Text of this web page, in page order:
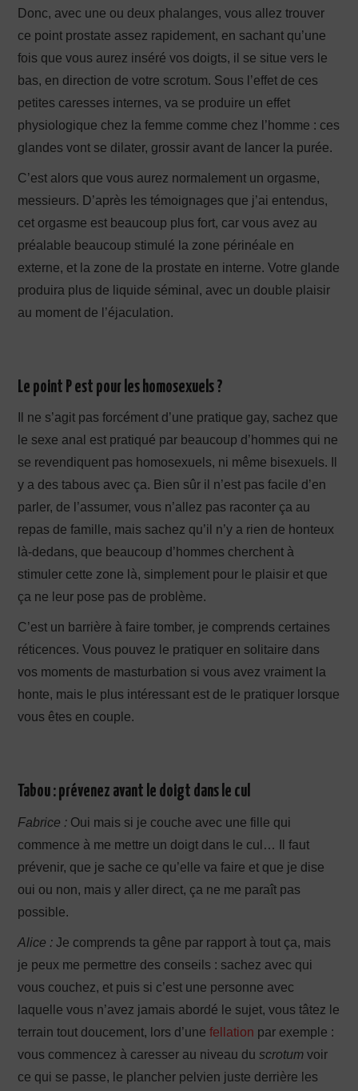
Donc, avec une ou deux phalanges, vous allez trouver
ce point prostate assez rapidement, en sachant qu’une
fois que vous aurez inséré vos doigts, il se situe vers le
bas, en direction de votre scrotum. Sous l’effet de ces
petites caresses internes, va se produire un effet
physiologique chez la femme comme chez l’homme : ces
glandes vont se dilater, grossir avant de lancer la purée.
C’est alors que vous aurez normalement un orgasme,
messieurs. D’après les témoignages que j’ai entendus,
cet orgasme est beaucoup plus fort, car vous avez au
préalable beaucoup stimulé la zone périnéale en
externe, et la zone de la prostate en interne. Votre glande
produira plus de liquide séminal, avec un double plaisir
au moment de l’éjaculation.
Le point P est pour les homosexuels ?
Il ne s’agit pas forcément d’une pratique gay, sachez que
le sexe anal est pratiqué par beaucoup d’hommes qui ne
se revendiquent pas homosexuels, ni même bisexuels. Il
y a des tabous avec ça. Bien sûr il n’est pas facile d’en
parler, de l’assumer, vous n’allez pas raconter ça au
repas de famille, mais sachez qu’il n’y a rien de honteux
là-dedans, que beaucoup d’hommes cherchent à
stimuler cette zone là, simplement pour le plaisir et que
ça ne leur pose pas de problème.
C’est un barrière à faire tomber, je comprends certaines
réticences. Vous pouvez le pratiquer en solitaire dans
vos moments de masturbation si vous avez vraiment la
honte, mais le plus intéressant est de le pratiquer lorsque
vous êtes en couple.
Tabou : prévenez avant le doigt dans le cul
Fabrice : Oui mais si je couche avec une fille qui
commence à me mettre un doigt dans le cul… Il faut
prévenir, que je sache ce qu’elle va faire et que je dise
oui ou non, mais y aller direct, ça ne me paraît pas
possible.
Alice : Je comprends ta gêne par rapport à tout ça, mais
je peux me permettre des conseils : sachez avec qui
vous couchez, et puis si c’est une personne avec
laquelle vous n’avez jamais abordé le sujet, vous tâtez le
terrain tout doucement, lors d’unefellation par exemple :
vous commencez à caresser au niveau duscrotum voir
ce qui se passe, le plancher pelvien juste derrière les